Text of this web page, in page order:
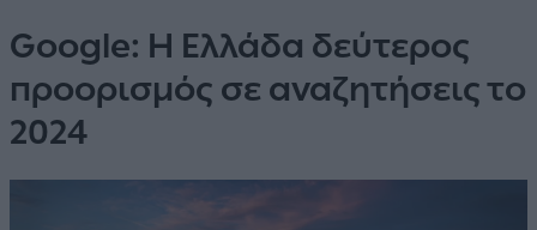
Google: Η Ελλάδα δεύτερος
προορισμός σε αναζητήσεις το
2024